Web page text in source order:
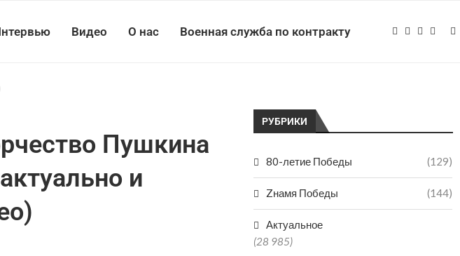
Видео О нас Военная служба по контракту
Пушкина
и
РУБРИКИ
80-летие Победы (129)
Zнамя Победы (144)
Актуальное
(28 985)